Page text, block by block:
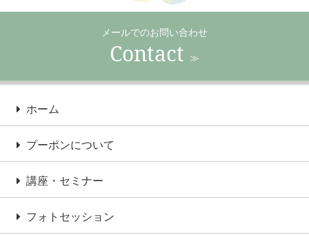
メールでのお問い合わせ
Contact ≫
ホーム
プーポンについて
講座・セミナー
フォトセッション